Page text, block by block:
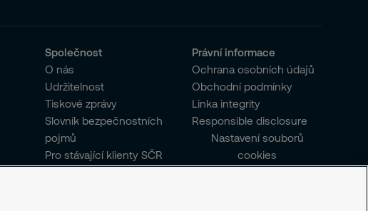
Společnost
O nás
Udržitelnost
Tiskové zprávy
Slovník bezpečnostních
pojmů
Pro stávající klienty SČR
Právní informace
Ochrana osobních údajů
Obchodní podmínky
Linka integrity
Responsible disclosure
Nastavení souborů
cookies